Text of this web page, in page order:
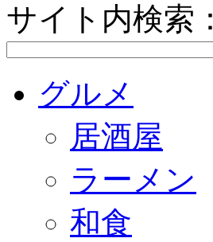
サイト内検索：
グルメ
居酒屋
ラーメン
和食